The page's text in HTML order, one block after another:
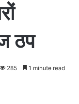
ठप
285 1 minute read